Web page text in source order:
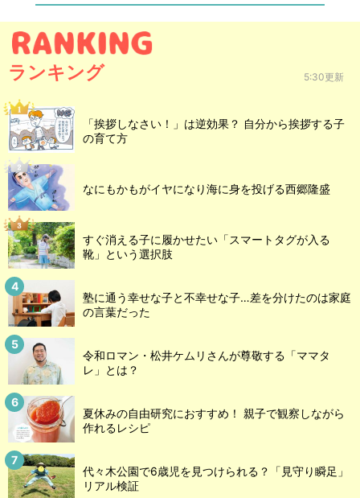
ランキング 5:30更新
「挨拶しなさい！」は逆効果？ 自分から挨拶する子
の育て方
なにもかもがイヤになり海に身を投げる西郷隆盛
すぐ消える子に履かせたい「スマートタグが入る
靴」という選択肢
塾に通う幸せな子と不幸せな子…差を分けたのは家庭
の言葉だった
令和ロマン・松井ケムリさんが尊敬する「ママタ
レ」とは？
夏休みの自由研究におすすめ！ 親子で観察しながら
作れるレシピ
代々木公園で6歳児を見つけられる？「見守り瞬足」
リアル検証